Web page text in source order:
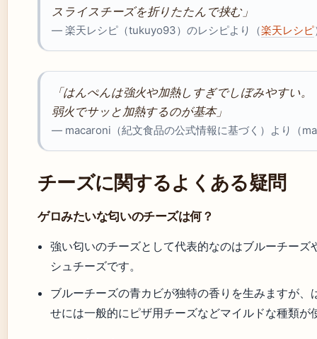
スライスチーズを折りたたんで挟む」
— 楽天レシピ（tukuyo93）のレシピより（楽天レシピ
「はんぺんは強火や加熱しすぎでしぼみやすい。
弱火でサッと加熱するのが基本」
— macaroni（紀文食品の公式情報に基づく）より（
チーズに関するよくある疑問
ゲロみたいな匂いのチーズは何？
強い匂いのチーズとして代表的なのはブルーチーズ
シュチーズです。
ブルーチーズの青カビが独特の香りを生みますが、
せには一般的にピザ用チーズなどマイルドな種類が